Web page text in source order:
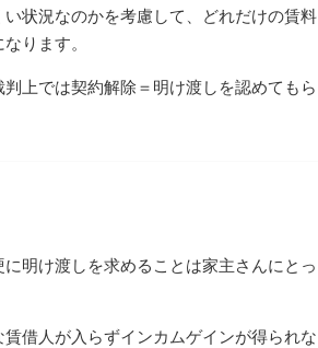
状況なのかを考慮して、どれだけの賃料
ります。
上では契約解除＝明け渡しを認めてもら
明け渡しを求めることは家主さんにとっ
借人が入らずインカムゲインが得られな